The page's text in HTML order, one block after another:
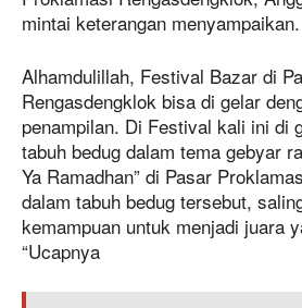
mintai keterangan menyampaikan.
Alhamdulillah, Festival Bazar di
Rengasdengklok bisa di gelar
penampilan. Di Festival kali ini di
tabuh bedug dalam tema gebyar
Ya Ramadhan” di Pasar
dalam tabuh bedug tersebut,
kemampuan untuk menjadi juara
“Ucapnya